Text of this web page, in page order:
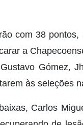
com 38
a
Gómez,
às seleções
Carlos